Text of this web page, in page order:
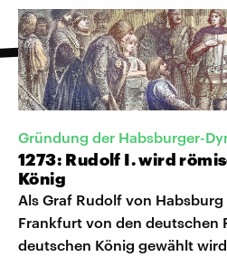
Gründung der Habsburger-
1273: Rudolf I. wird
König
Als Graf Rudolf von Habsburg
Frankfurt von den deutschen
deutschen König gewählt